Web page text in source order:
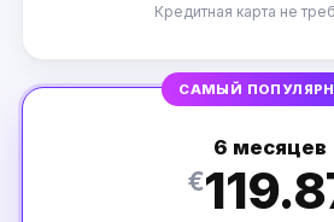
Кредитная карта не
САМЫЙ
6 месяцев
€